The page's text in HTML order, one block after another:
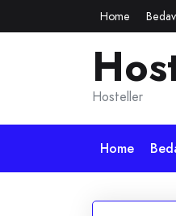
to
Home
Hosteller
Home